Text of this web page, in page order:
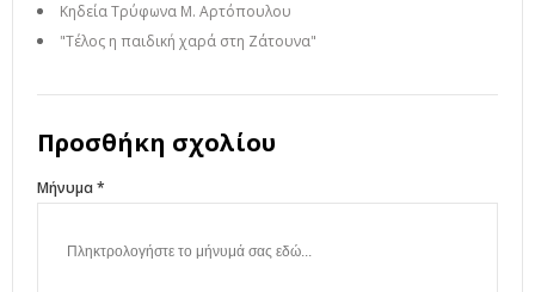
Κηδεία Τρύφωνα Μ. Αρτόπουλου
"Τέλος η παιδική χαρά στη Ζάτουνα"
Προσθήκη σχολίου
Μήνυμα *